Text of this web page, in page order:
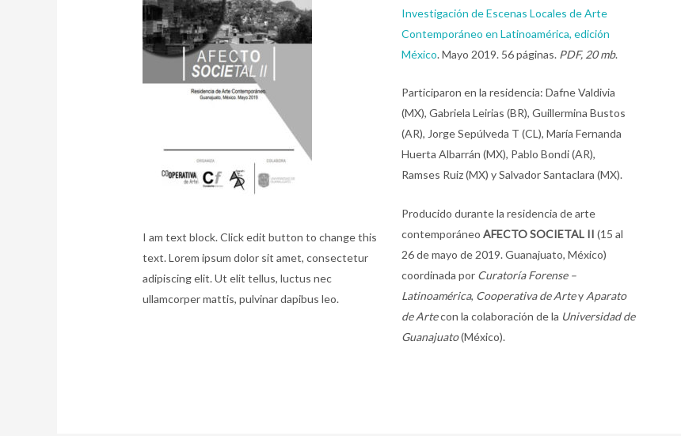
I am text block. Click edit button to change this
text. Lorem ipsum dolor sit amet, consectetur
adipiscing elit. Ut elit tellus, luctus nec
ullamcorper mattis, pulvinar dapibus leo.
Investigación de Escenas Locales de Arte
Contemporáneo en Latinoamérica, edición
México. Mayo 2019. 56 páginas. PDF, 20 mb.
Participaron en la residencia: Dafne Valdivia
(MX), Gabriela Leirias (BR), Guillermina Bustos
(AR), Jorge Sepúlveda T (CL), María Fernanda
Huerta Albarrán (MX), Pablo Bondi (AR),
Ramses Ruiz (MX) y Salvador Santaclara (MX).
Producido durante la residencia de arte
contemporáneo AFECTO SOCIETAL II (15 al
26 de mayo de 2019. Guanajuato, México)
coordinada por Curatoría Forense –
Latinoamérica, Cooperativa de Artey Aparato
de Artecon la colaboración de la Universidad de
Guanajuato(México).